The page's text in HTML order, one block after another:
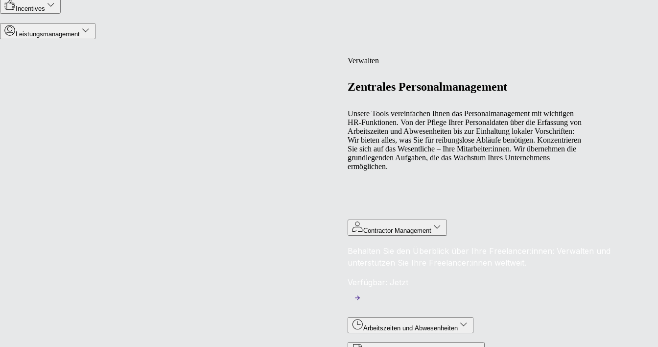
Incentives
Leistungsmanagement
Verwalten
Zentrales Personalmanagement
Unsere Tools vereinfachen Ihnen das Personalmanagement mit wichtigen
HR-Funktionen. Von der Pflege Ihrer Personaldaten über die Erfassung von
Arbeitszeiten und Abwesenheiten bis zur Einhaltung lokaler Vorschriften:
Wir bieten alles, was Sie für reibungslose Abläufe benötigen. Konzentrieren
Sie sich auf das Wesentliche – Ihre Mitarbeiter:innen. Wir übernehmen die
grundlegenden Aufgaben, die das Wachstum Ihres Unternehmens
ermöglichen.
Contractor Management
Behalten Sie den Überblick über Ihre Freelancer:innen: Verwalten und
unterstützen Sie Ihre Freelancer:innen weltweit.
Verfügbar: Jetzt
Arbeitszeiten und Abwesenheiten